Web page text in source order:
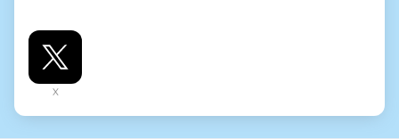
X